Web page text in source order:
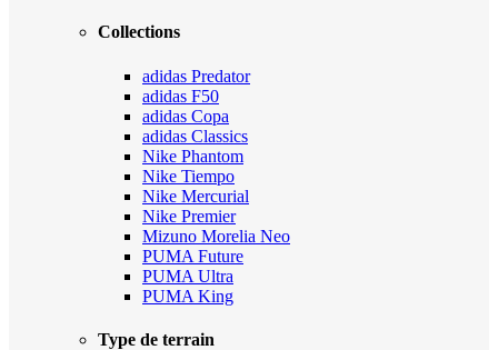
Collections
adidas Predator
adidas F50
adidas Copa
adidas Classics
Nike Phantom
Nike Tiempo
Nike Mercurial
Nike Premier
Mizuno Morelia Neo
PUMA Future
PUMA Ultra
PUMA King
Type de terrain